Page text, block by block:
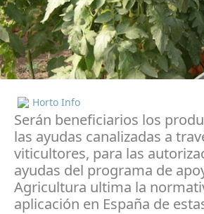
Horto Info
Serán beneficiarios los
las ayudas canalizadas a
viticultores, para las
ayudas del programa de
Agricultura ultima la
aplicación en España de